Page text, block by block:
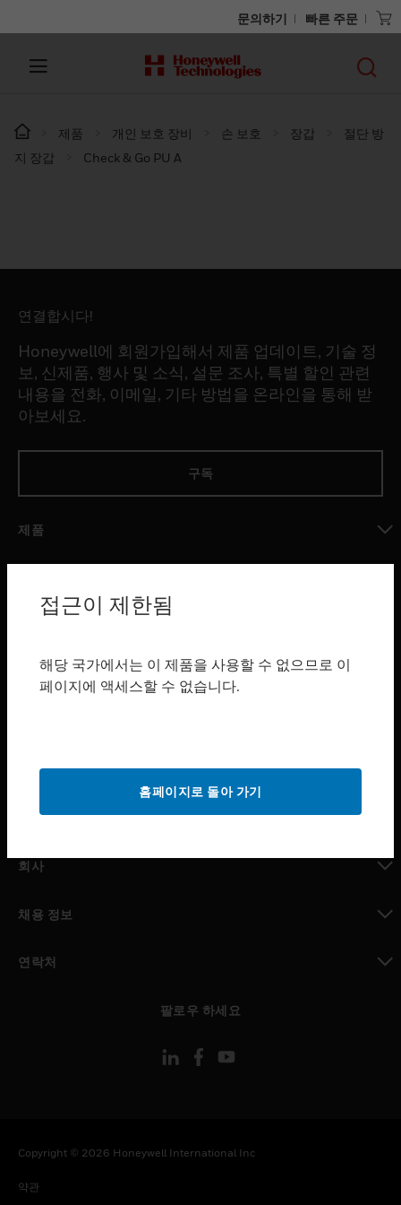
문의하기 빠른 주문
제품 개인 보호 장비 손 보호 장갑
절단 방
지 장갑
Check & Go PU A
연결합시다!
Honeywell에 회원가입해서 제품 업데이트, 기술 정
보, 신제품, 행사 및 소식, 설문 조사, 특별 할인 관련
내용을 전화, 이메일, 기타 방법을 온라인을 통해 받
아보세요.
구독
제품
toggle view
toggle view
toggle view
산업 분야
구매처
MYAUTOMATION サポート
회사
채용 정보
연락처
팔로우 하세요
Copyright © 2026 Honeywell International Inc
약관
접근이 제한됨
해당 국가에서는 이 제품을 사용할 수 없으므로 이
페이지에 액세스할 수 없습니다.
홈페이지로 돌아 가기